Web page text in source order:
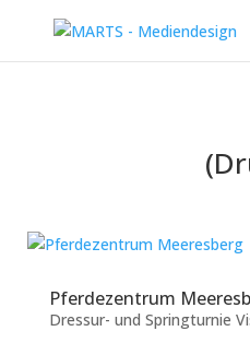
Pferdezentrum
Dressur- und Springturnie